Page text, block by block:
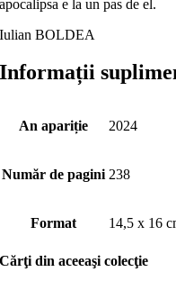
apocalipsa e la un pas de el.
Iulian BOLDEA
Informații
An apariție 2024
Număr de pagini 238
Format 14,5 x 16
Cărţi din aceeaşi colecţie